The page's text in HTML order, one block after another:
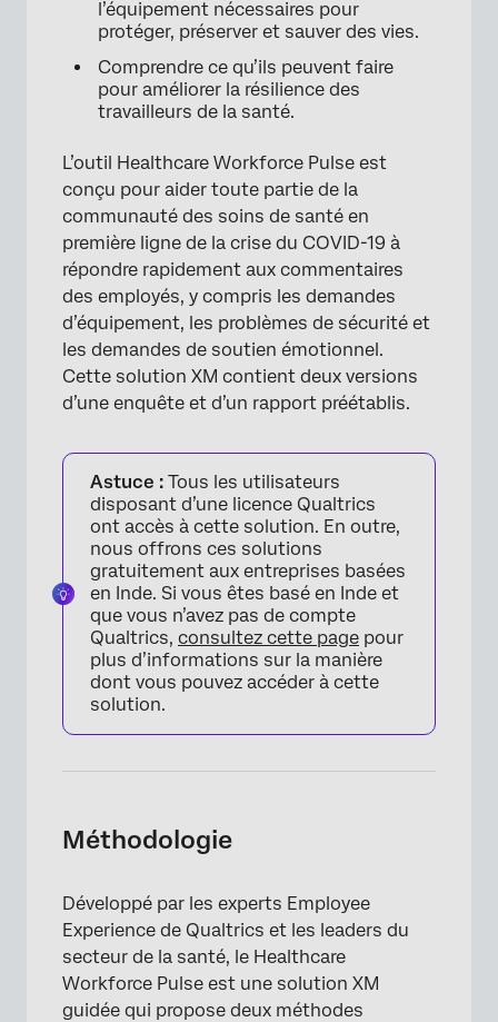
l’équipement nécessaires pour
protéger, préserver et sauver des vies.
Comprendre ce qu’ils peuvent faire
pour améliorer la résilience des
travailleurs de la santé.
L’outil Healthcare Workforce Pulse est
conçu pour aider toute partie de la
communauté des soins de santé en
première ligne de la crise du COVID-19 à
répondre rapidement aux commentaires
des employés, y compris les demandes
d’équipement, les problèmes de sécurité et
les demandes de soutien émotionnel.
Cette solution XM contient deux versions
d’une enquête et d’un rapport préétablis.
Astuce : Tous les utilisateurs
disposant d’une licence Qualtrics
ont accès à cette solution. En outre,
nous offrons ces solutions
gratuitement aux entreprises basées
en Inde. Si vous êtes basé en Inde et
que vous n’avez pas de compte
Qualtrics, consultez cette page pour
plus d’informations sur la manière
dont vous pouvez accéder à cette
solution.
Méthodologie
Développé par les experts Employee
Experience de Qualtrics et les leaders du
secteur de la santé, le Healthcare
Workforce Pulse est une solution XM
guidée qui propose deux méthodes